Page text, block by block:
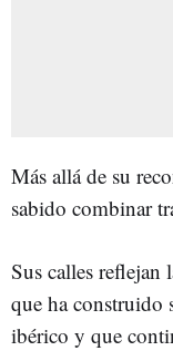
Más allá de su
sabido combinar
Sus calles reflejan
que ha construido
ibérico y que